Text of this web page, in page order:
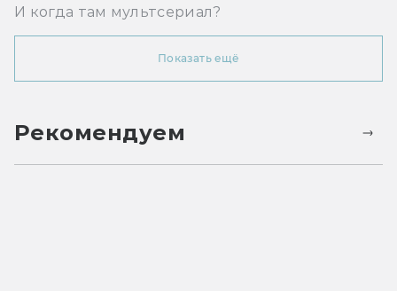
И когда там мультсериал?
Показать ещё
Рекомендуем